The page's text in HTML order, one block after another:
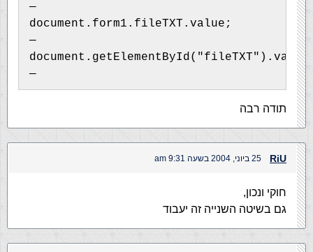
—
document.form1.fileTXT.value;
—
—
תודה רבה
RiU 25 ביוני, 2004 בשעה 9:31 am
חוקי ונכון,
גם בשיטה השנייה זה יעבוד